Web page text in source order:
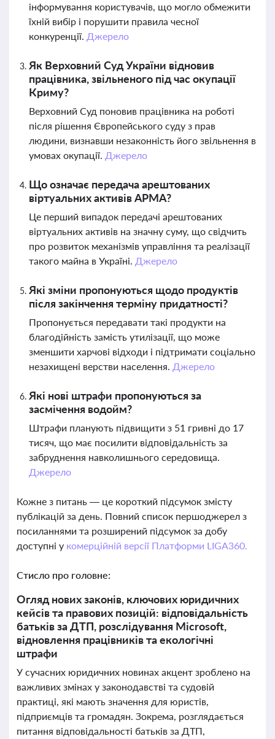
інформування користувачів, що могло обмежити
їхній вибір і порушити правила чесної
конкуренції. Джерело
Як Верховний Суд України відновив
працівника, звільненого під час окупації
Криму?
Верховний Суд поновив працівника на роботі
після рішення Європейського суду з прав
людини, визнавши незаконність його звільнення в
умовах окупації. Джерело
Що означає передача арештованих
віртуальних активів АРМА?
Це перший випадок передачі арештованих
віртуальних активів на значну суму, що свідчить
про розвиток механізмів управління та реалізації
такого майна в Україні. Джерело
Які зміни пропонуються щодо продуктів
після закінчення терміну придатності?
Пропонується передавати такі продукти на
благодійність замість утилізації, що може
зменшити харчові відходи і підтримати соціально
незахищені верстви населення. Джерело
Які нові штрафи пропонуються за
засмічення водойм?
Штрафи планують підвищити з 51 гривні до 17
тисяч, що має посилити відповідальність за
забруднення навколишнього середовища.
Джерело
Кожне з питань — це короткий підсумок змісту
публікацій за день. Повний список першоджерел з
посиланнями та розширений підсумок за добу
доступні у комерційній версії Платформи LIGA360.
Стисло про головне:
Огляд нових законів, ключових юридичних
кейсів та правових позицій: відповідальність
батьків за ДТП, розслідування Microsoft,
відновлення працівників та екологічні
штрафи
У сучасних юридичних новинах акцент зроблено на
важливих змінах у законодавстві та судовій
практиці, які мають значення для юристів,
підприємців та громадян. Зокрема, розглядається
питання відповідальності батьків за ДТП,